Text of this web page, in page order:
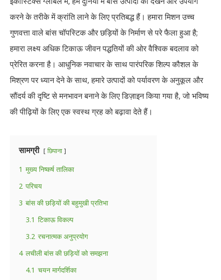
करने के तरीके में क्रांति लाने के लिए प्रतिबद्ध हैं। हमारा मिशन उच्च
गुणवत्ता वाले बांस चॉपस्टिक और छड़ियों के निर्माण से परे फैला हुआ है;
हमारा लक्ष्य अधिक टिकाऊ जीवन पद्धतियों की ओर वैश्विक बदलाव को
प्रेरित करना है। आधुनिक नवाचार के साथ पारंपरिक शिल्प कौशल के
मिश्रण पर ध्यान देने के साथ, हमारे उत्पादों को पर्यावरण के अनुकूल और
सौंदर्य की दृष्टि से मनभावन बनाने के लिए डिज़ाइन किया गया है, जो भविष्य
की पीढ़ियों के लिए एक स्वस्थ ग्रह को बढ़ावा देते हैं।
सामग्री छिपाना
1 मुख्य निष्कर्ष तालिका
2 परिचय
3 बांस की छड़ियों की बहुमुखी प्रतिभा
3.1 टिकाऊ विकल्प
3.2 रचनात्मक अनुप्रयोग
4 लचीली बांस की छड़ियों को समझना
4.1 चयन मार्गदर्शिका